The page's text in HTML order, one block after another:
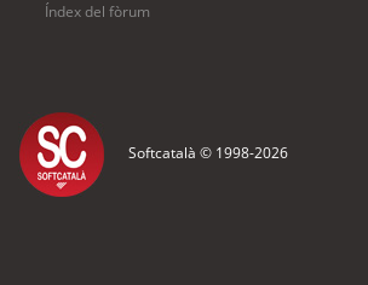
Índex del fòrum
Softcatalà © 1998-2026